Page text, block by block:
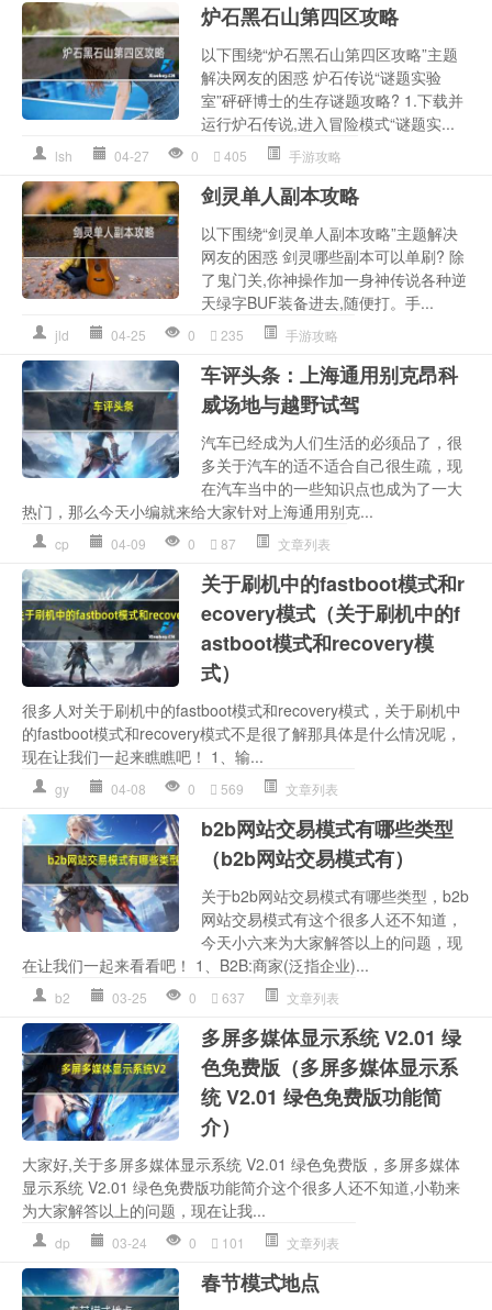
炉石黑石山第四区攻略
以下围绕“炉石黑石山第四区攻略”主题
解决网友的困惑 炉石传说“谜题实验
室”砰砰博士的生存谜题攻略? 1.下载并
运行炉石传说,进入冒险模式“谜题实...
lsh 04-27 0 405 手游攻略
剑灵单人副本攻略
以下围绕“剑灵单人副本攻略”主题解决
网友的困惑 剑灵哪些副本可以单刷? 除
了鬼门关,你神操作加一身神传说各种逆
天绿字BUF装备进去,随便打。手...
jld 04-25 0 235 手游攻略
车评头条：上海通用别克昂科
威场地与越野试驾
汽车已经成为人们生活的必须品了，很
多关于汽车的适不适合自己很生疏，现
在汽车当中的一些知识点也成为了一大
热门，那么今天小编就来给大家针对上海通用别克...
cp 04-09 0 87 文章列表
关于刷机中的fastboot模式和r
ecovery模式（关于刷机中的f
astboot模式和recovery模
式）
很多人对关于刷机中的fastboot模式和recovery模式，关于刷机中
的fastboot模式和recovery模式不是很了解那具体是什么情况呢，
现在让我们一起来瞧瞧吧！ 1、输...
gy 04-08 0 569 文章列表
b2b网站交易模式有哪些类型
（b2b网站交易模式有）
关于b2b网站交易模式有哪些类型，b2b
网站交易模式有这个很多人还不知道，
今天小六来为大家解答以上的问题，现
在让我们一起来看看吧！ 1、B2B:商家(泛指企业)...
b2 03-25 0 637 文章列表
多屏多媒体显示系统 V2.01 绿
色免费版（多屏多媒体显示系
统 V2.01 绿色免费版功能简
介）
大家好,关于多屏多媒体显示系统 V2.01 绿色免费版，多屏多媒体
显示系统 V2.01 绿色免费版功能简介这个很多人还不知道,小勒来
为大家解答以上的问题，现在让我...
dp 03-24 0 101 文章列表
春节模式地点